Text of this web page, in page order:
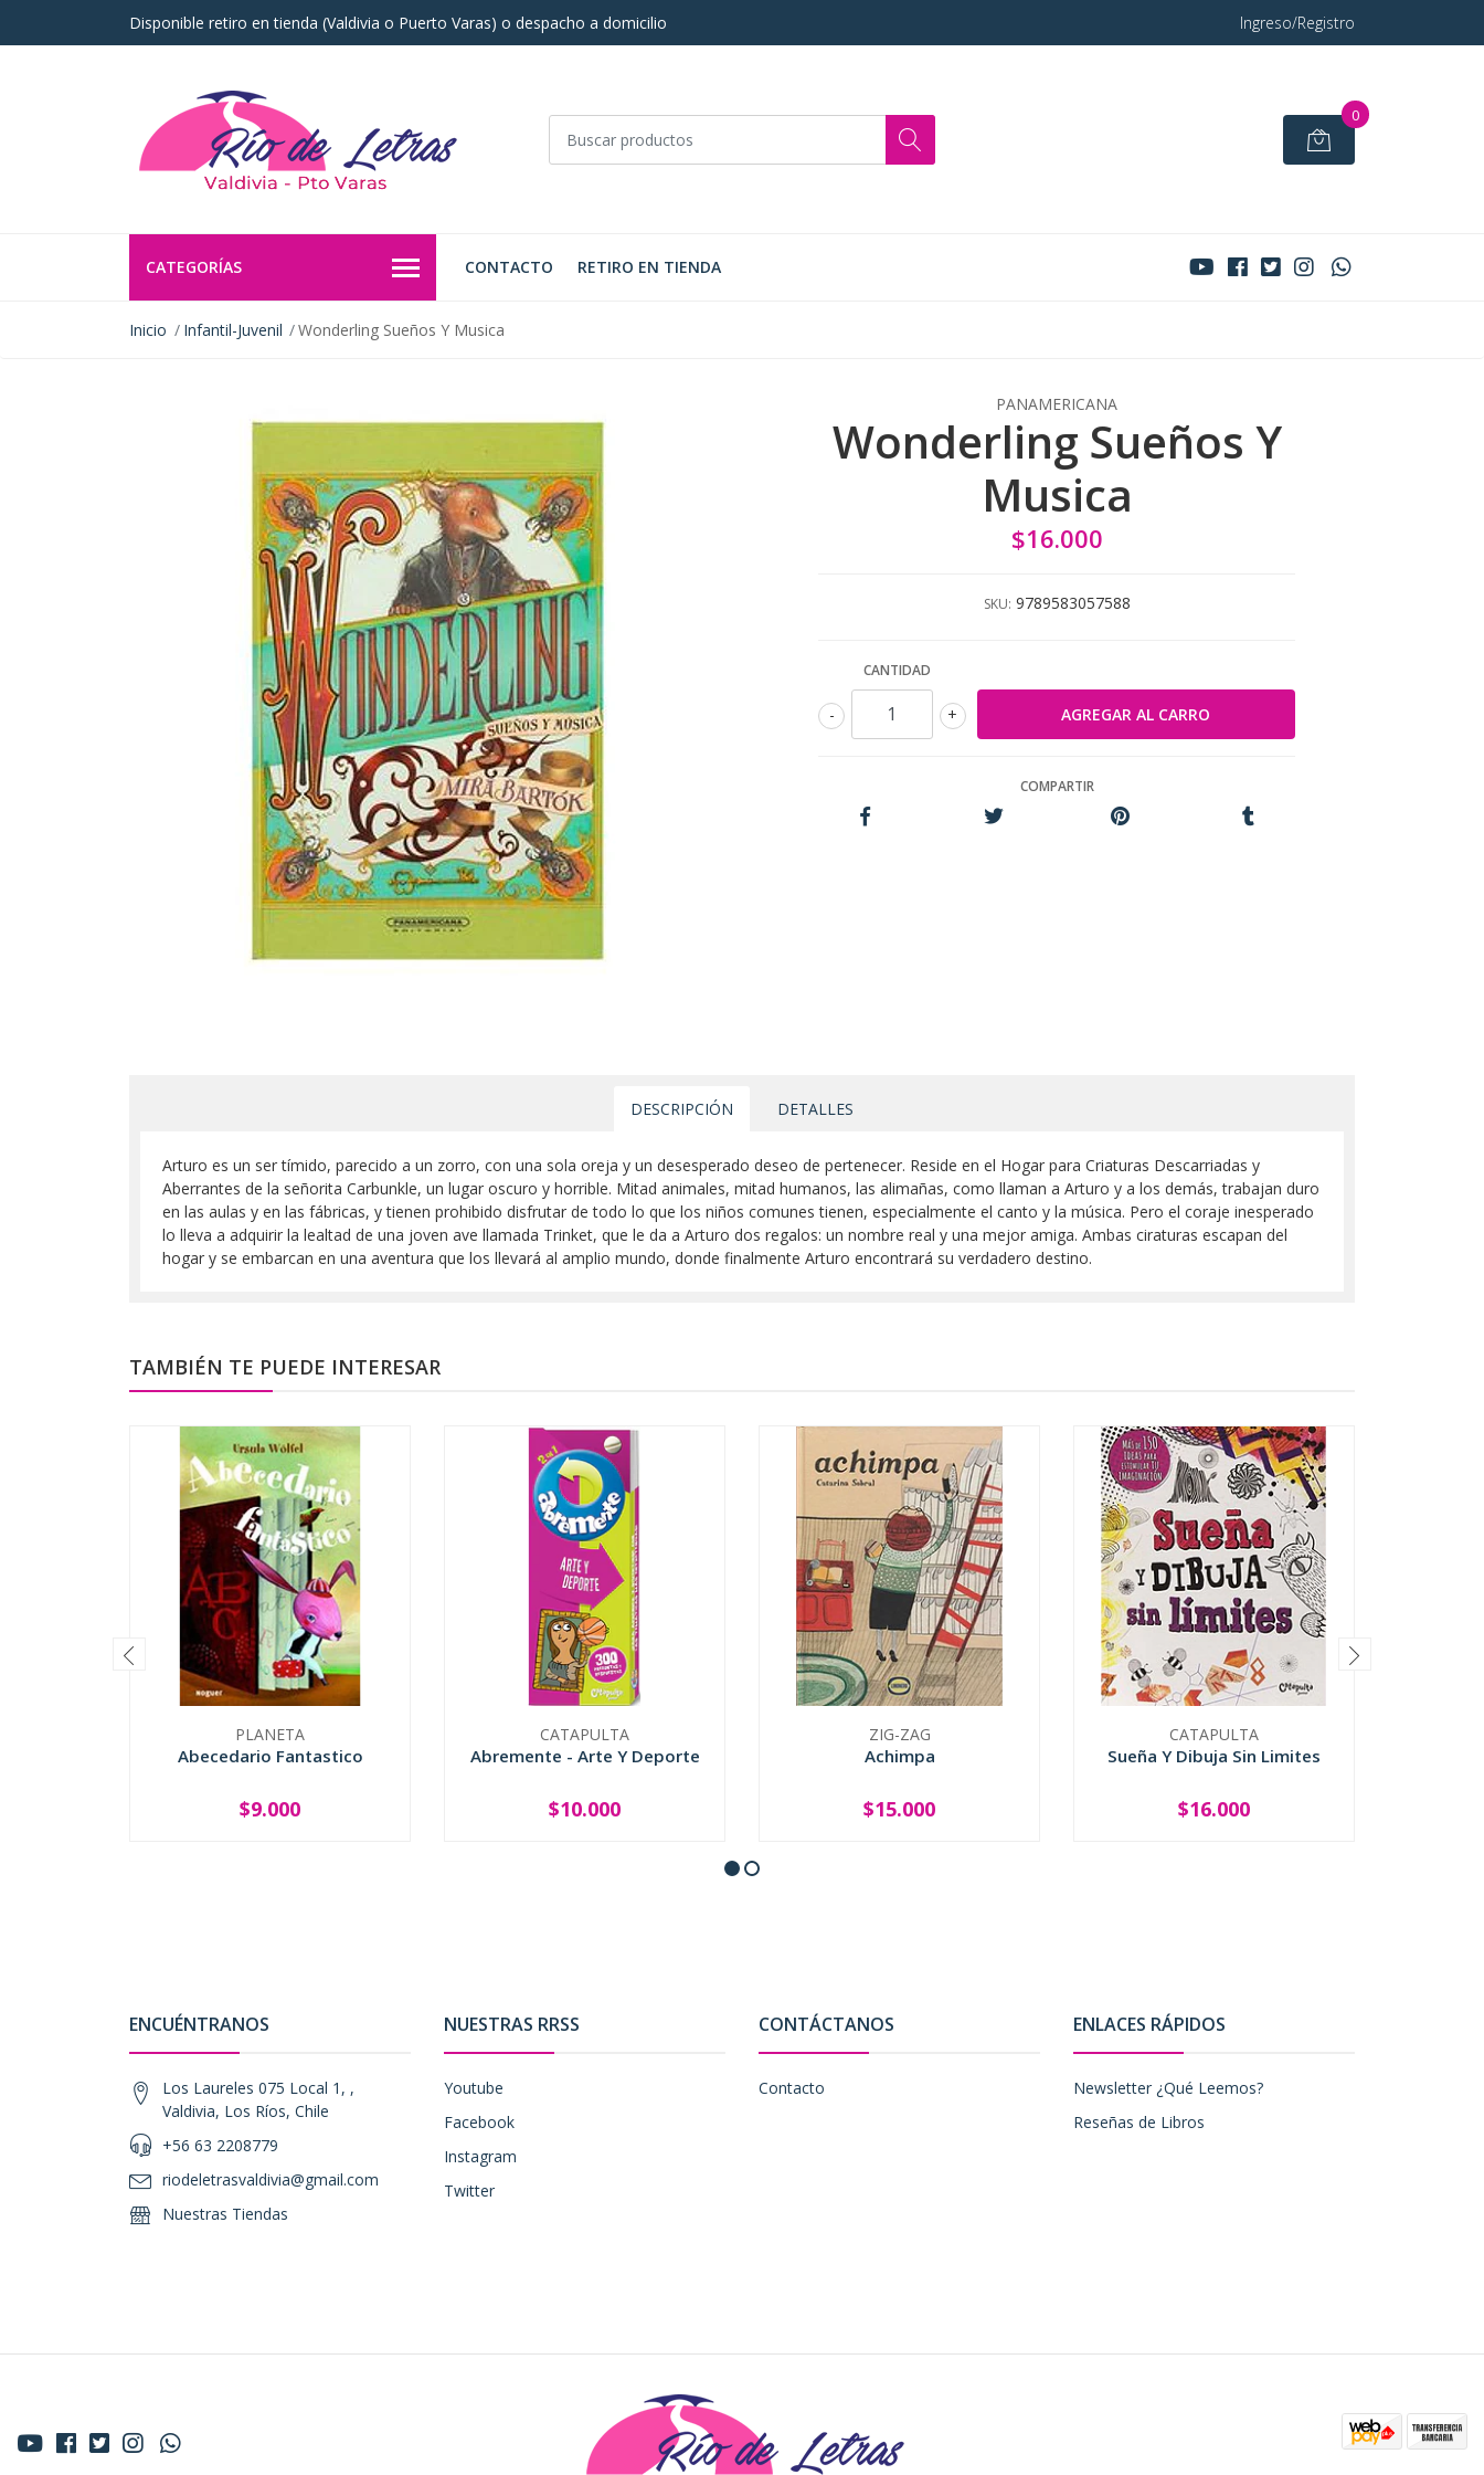
Disponible retiro en tienda (Valdivia o Puerto Varas) o despacho a domicilio Ingreso/Registro
0
CATEGORÍAS CONTACTO RETIRO EN TIENDA
Inicio Infantil-Juvenil Wonderling Sueños Y Musica
PANAMERICANA
Wonderling Sueños Y
Musica
$16.000
SKU: 9789583057588
CANTIDAD
+
-
COMPARTIR
DESCRIPCIÓN DETALLES
Arturo es un ser tímido, parecido a un zorro, con una sola oreja y un desesperado deseo de pertenecer. Reside en el Hogar para Criaturas Descarriadas y
Aberrantes de la señorita Carbunkle, un lugar oscuro y horrible. Mitad animales, mitad humanos, las alimañas, como llaman a Arturo y a los demás, trabajan duro
en las aulas y en las fábricas, y tienen prohibido disfrutar de todo lo que los niños comunes tienen, especialmente el canto y la música. Pero el coraje inesperado
lo lleva a adquirir la lealtad de una joven ave llamada Trinket, que le da a Arturo dos regalos: un nombre real y una mejor amiga. Ambas ciraturas escapan del
hogar y se embarcan en una aventura que los llevará al amplio mundo, donde finalmente Arturo encontrará su verdadero destino.
TAMBIÉN TE PUEDE INTERESAR
PLANETA
Abecedario Fantastico
+
$9.000
CATAPULTA
Abremente - Arte Y Deporte
+
$10.000
ZIG-ZAG
Achimpa
+
$15.000
CATAPULTA
Sueña Y Dibuja Sin Limites
+
$16.000
ENCUÉNTRANOS
Los Laureles 075 Local 1, ,
Valdivia, Los Ríos, Chile
+56 63 2208779
riodeletrasvaldivia@gmail.com
Nuestras Tiendas
NUESTRAS RRSS
Youtube
Facebook
Instagram
Twitter
CONTÁCTANOS
Contacto
ENLACES RÁPIDOS
Newsletter ¿Qué Leemos?
Reseñas de Libros